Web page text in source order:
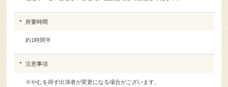
所要時間
約1時間半
注意事項
※やむを得ず出演者が変更になる場合がございます。